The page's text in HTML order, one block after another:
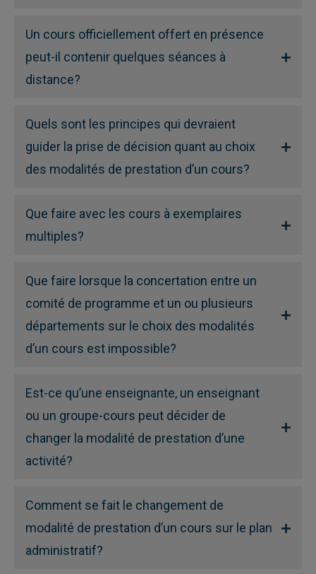
Un cours officiellement offert en présence
peut-il contenir quelques séances à
distance?
Quels sont les principes qui devraient
guider la prise de décision quant au choix
des modalités de prestation d’un cours?
Que faire avec les cours à exemplaires
multiples?
Que faire lorsque la concertation entre un
comité de programme et un ou plusieurs
départements sur le choix des modalités
d’un cours est impossible?
Est-ce qu’une enseignante, un enseignant
ou un groupe-cours peut décider de
changer la modalité de prestation d’une
activité?
Comment se fait le changement de
modalité de prestation d’un cours sur le plan
administratif?